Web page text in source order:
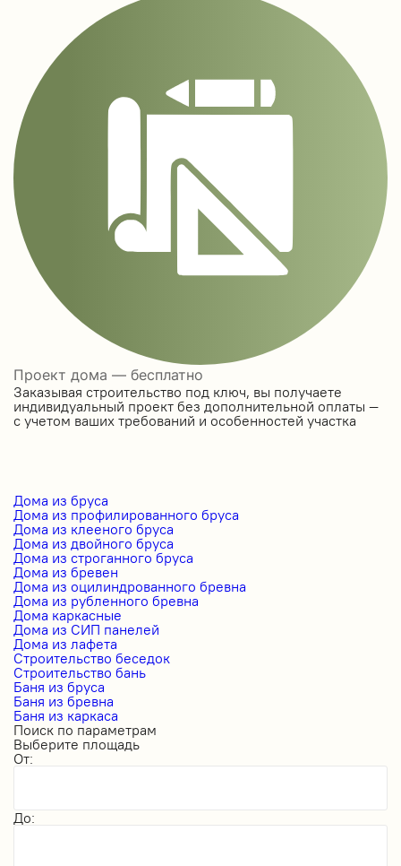
Проект дома — бесплатно
Заказывая строительство под ключ, вы получаете
индивидуальный проект без дополнительной оплаты —
с учетом ваших требований и особенностей участка
Дома из бруса
Дома из профилированного бруса
Дома из клееного бруса
Дома из двойного бруса
Дома из строганного бруса
Дома из бревен
Дома из оцилиндрованного бревна
Дома из рубленного бревна
Дома каркасные
Дома из СИП панелей
Дома из лафета
Строительство беседок
Строительство бань
Баня из бруса
Баня из бревна
Баня из каркаса
Поиск по параметрам
Выберите площадь
От:
До: